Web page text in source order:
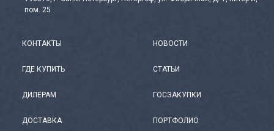
пом. 25
КОНТАКТЫ
ГДЕ КУПИТЬ
ДИЛЕРАМ
ДОСТАВКА
НОВОСТИ
СТАТЬИ
ГОСЗАКУПКИ
ПОРТФОЛИО